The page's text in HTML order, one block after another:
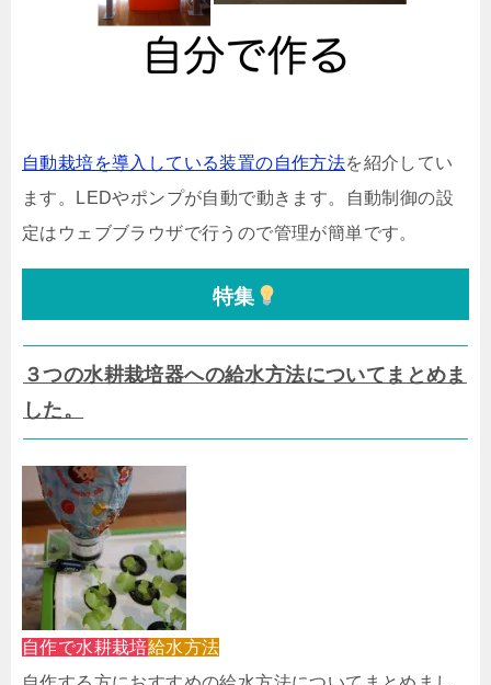
自動栽培を導入している装置の自作方法を紹介してい
ます。LEDやポンプが自動で動きます。自動制御の設
定はウェブブラウザで行うので管理が簡単です。
特集
３つの水耕栽培器への給水方法についてまとめま
した。
自作で水耕栽培給水方法